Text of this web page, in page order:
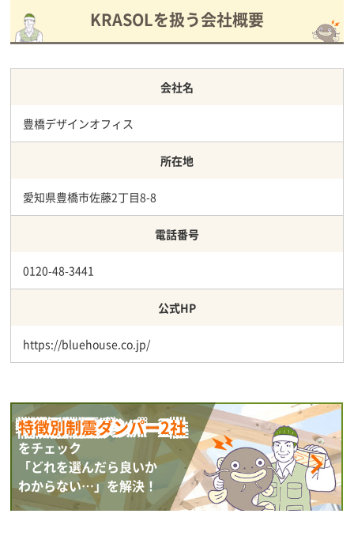
KRASOLを扱う会社概要
会社名
豊橋デザインオフィス
所在地
愛知県豊橋市佐藤2丁目8-8
電話番号
0120-48-3441
公式HP
https://bluehouse.co.jp/
特徴別制震ダンパー2社
をチェック
「どれを選んだら良いか
わからない…」を解決！